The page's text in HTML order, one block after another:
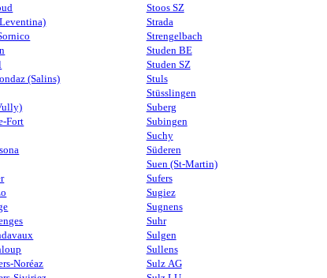
(Salins)
Fort
Noréaz
Stoos SZ
Strada
Strengelbach
Studen BE
Studen SZ
Stuls
Stüsslingen
Suberg
Subingen
Suchy
Süderen
Suen (St-Martin)
Sufers
Sugiez
Sugnens
Suhr
Sulgen
Sullens
Sulz AG